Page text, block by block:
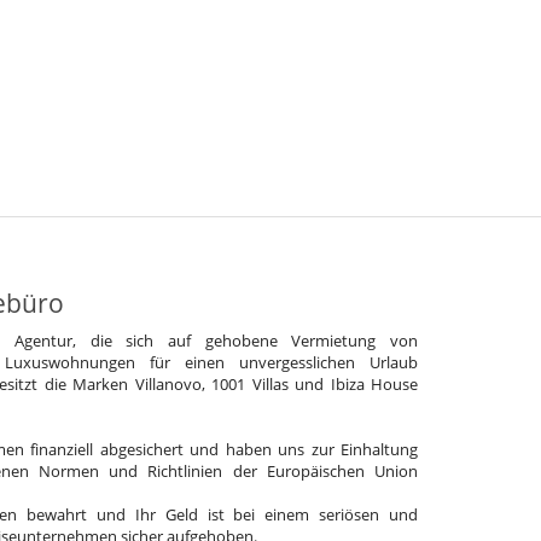
Agentur, die sich auf gehobene Vermietung von
für einen unvergesslichen Urlaub
die Marken Villanovo, 1001 Villas und Ibiza House
finanziell abgesichert und haben uns zur Einhaltung
Normen und Richtlinien der Europäischen Union
bewahrt und Ihr Geld ist bei einem seriösen und
sicher aufgehoben.